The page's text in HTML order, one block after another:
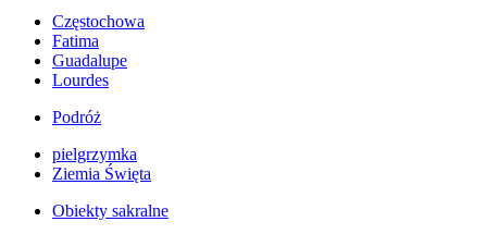
Częstochowa
Fatima
Guadalupe
Lourdes
Podróż
pielgrzymka
Ziemia Święta
Obiekty sakralne